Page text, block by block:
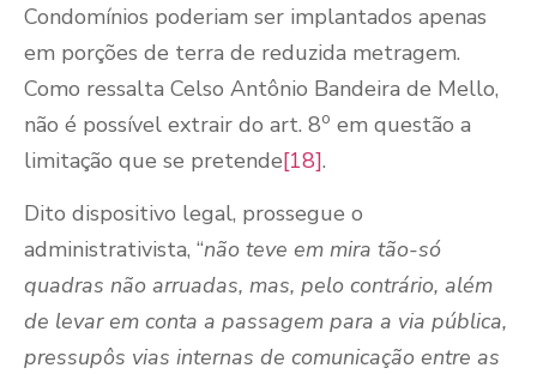
Condomínios poderiam ser implantados apenas
em porções de terra de reduzida metragem.
Como ressalta Celso Antônio Bandeira de Mello,
não é possível extrair do art. 8o em questão a
limitação que se pretende[18].
Dito dispositivo legal, prossegue o
administrativista, “não teve em mira tão-só
quadras não arruadas, mas, pelo contrário, além
de levar em conta a passagem para a via pública,
pressupôs vias internas de comunicação entre as